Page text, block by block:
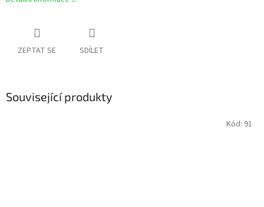
ZEPTAT SE SDÍLET
Související produkty
Kód: 91